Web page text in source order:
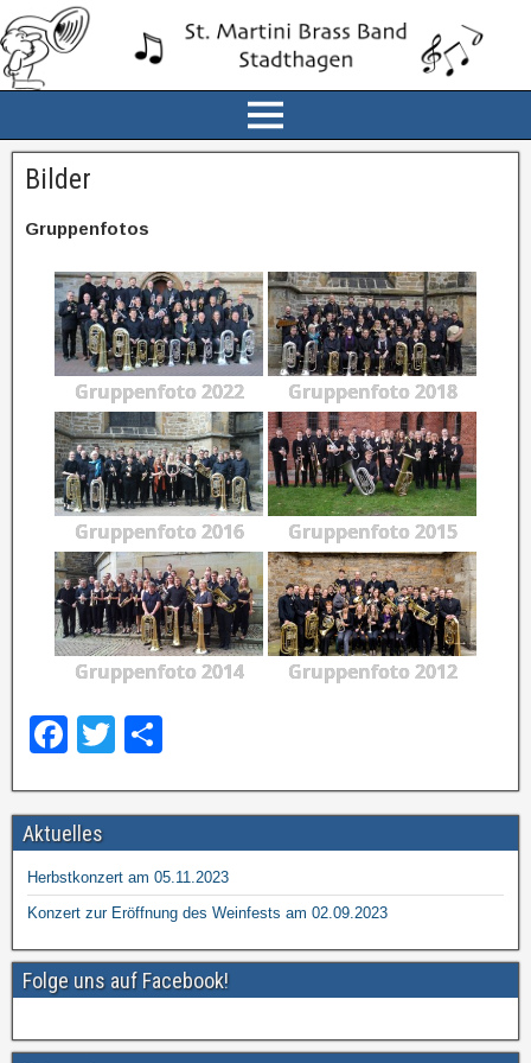
Bilder
Gruppenfotos
Gruppenfoto 2022 Gruppenfoto 2018
Gruppenfoto 2016 Gruppenfoto 2015
Gruppenfoto 2014 Gruppenfoto 2012
F
c
e
b
o
o
k
T
tt
er
e
n
Aktuelles
Herbstkonzert am 05.11.2023
Konzert zur Eröffnung des Weinfests am 02.09.2023
Folge uns auf Facebook!